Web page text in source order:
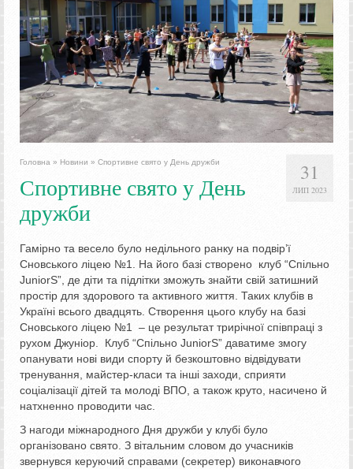
31
ЛИП 2023
Головна » Новини » Спортивне свято у День дружби
Спортивне свято у День
дружби
Гамірно та весело було недільного ранку на подвір’ї
Сновського ліцею №1. На його базі створено клуб “Спільно
JuniorS”, де діти та підлітки зможуть знайти свій затишний
простір для здорового та активного життя. Таких клубів в
Україні всього двадцять. Створення цього клубу на базі
Сновського ліцею №1 – це результат трирічної співпраці з
рухом Джуніор. Клуб “Спільно JuniorS” даватиме змогу
опанувати нові види спорту й безкоштовно відвідувати
тренування, майстер-класи та інші заходи, сприяти
соціалізації дітей та молоді ВПО, а також круто, насичено й
натхненно проводити час.
З нагоди міжнародного Дня дружби у клубі було
організовано свято. З вітальним словом до учасників
звернувся керуючий справами (секретер) виконавчого